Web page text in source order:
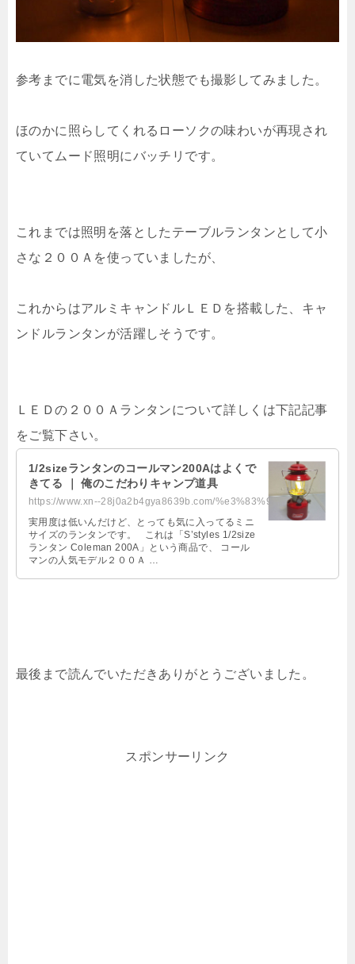
参考までに電気を消した状態でも撮影してみました。
ほのかに照らしてくれるローソクの味わいが再現され
ていてムード照明にバッチリです。
これまでは照明を落としたテーブルランタンとして小
さな２００Ａを使っていましたが、
これからはアルミキャンドルＬＥＤを搭載した、キャ
ンドルランタンが活躍しそうです。
ＬＥＤの２００Ａランタンについて詳しくは下記記事
をご覧下さい。
1/2sizeランタンのコールマン200Aはよくで
きてる ｜ 俺のこだわりキャンプ道具
実用度は低いんだけど、とっても気に入ってるミニ
サイズのランタンです。 これは「S’styles 1/2size
ランタン Coleman 200A」という商品で、 コール
マンの人気モデル２００Ａ …
最後まで読んでいただきありがとうございました。
スポンサーリンク